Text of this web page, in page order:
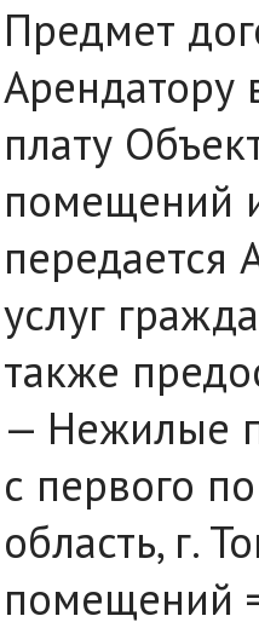
Предмет
Арендатору
плату
помещений
передается
услуг
также
— Нежилые
с первого
область, г.
помещений